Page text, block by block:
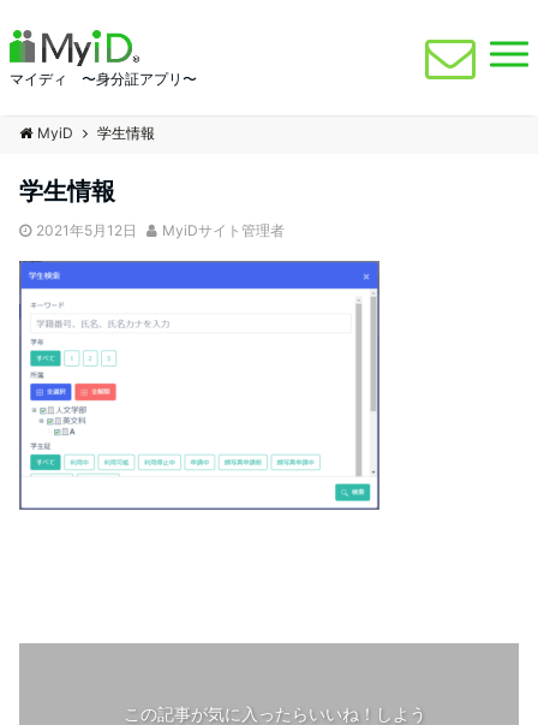
マイディ 〜身分証アプリ〜
MyiD 学生情報
学生情報
2021年5月12日 MyiDサイト管理者
この記事が気に入ったらいいね！しよう